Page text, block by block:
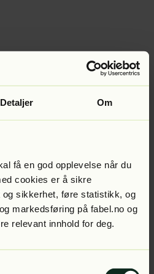
Detaljer Om
få en god opplevelse når du
cookies er å sikre
sikkerhet, føre statistikk, og
markedsføring på fabel.no og
relevant innhold for deg.